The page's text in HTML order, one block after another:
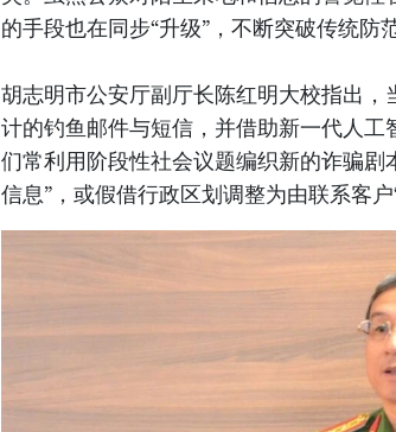
的手段也在同步“升级”，不断突破传统防
胡志明市公安厅副厅长陈红明大校指出
计的钓鱼邮件与短信，并借助新一代人
们常利用阶段性社会议题编织新的诈骗剧
信息”，或假借行政区划调整为由联系客户